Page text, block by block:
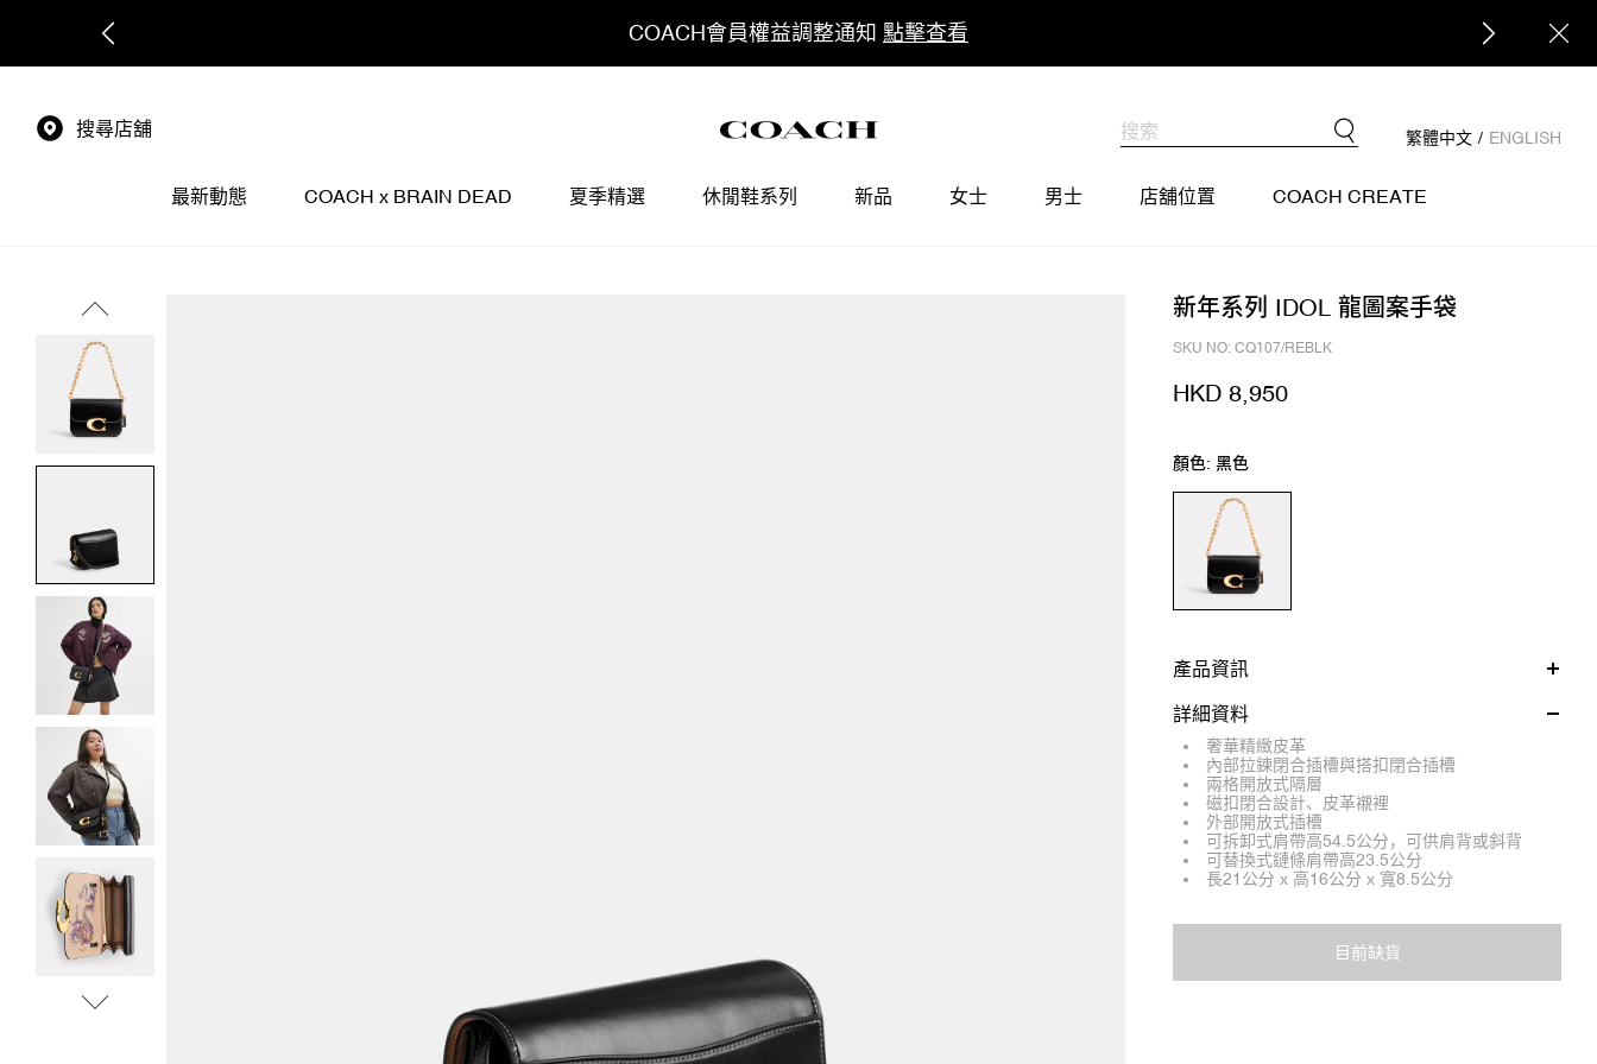
COACH會員權益調整通知 點擊查看
搜尋店舖 繁體中文 / ENGLISH
最新動態 COACH x BRAIN DEAD 夏季精選 休閒鞋系列 新品 女士 男士 店舖位置 COACH CREATE
新年系列 IDOL 龍圖案手袋
SKU NO: CQ107/REBLK
HKD 8,950
顏色: 黑色
產品資訊
詳細資料
奢華精緻皮革
內部拉鍊閉合插槽與搭扣閉合插槽
兩格開放式隔層
磁扣閉合設計、皮革襯裡
外部開放式插槽
可拆卸式肩帶高54.5公分，可供肩背或斜背
可替換式鏈條肩帶高23.5公分
長21公分 x 高16公分 x 寬8.5公分
目前缺貨